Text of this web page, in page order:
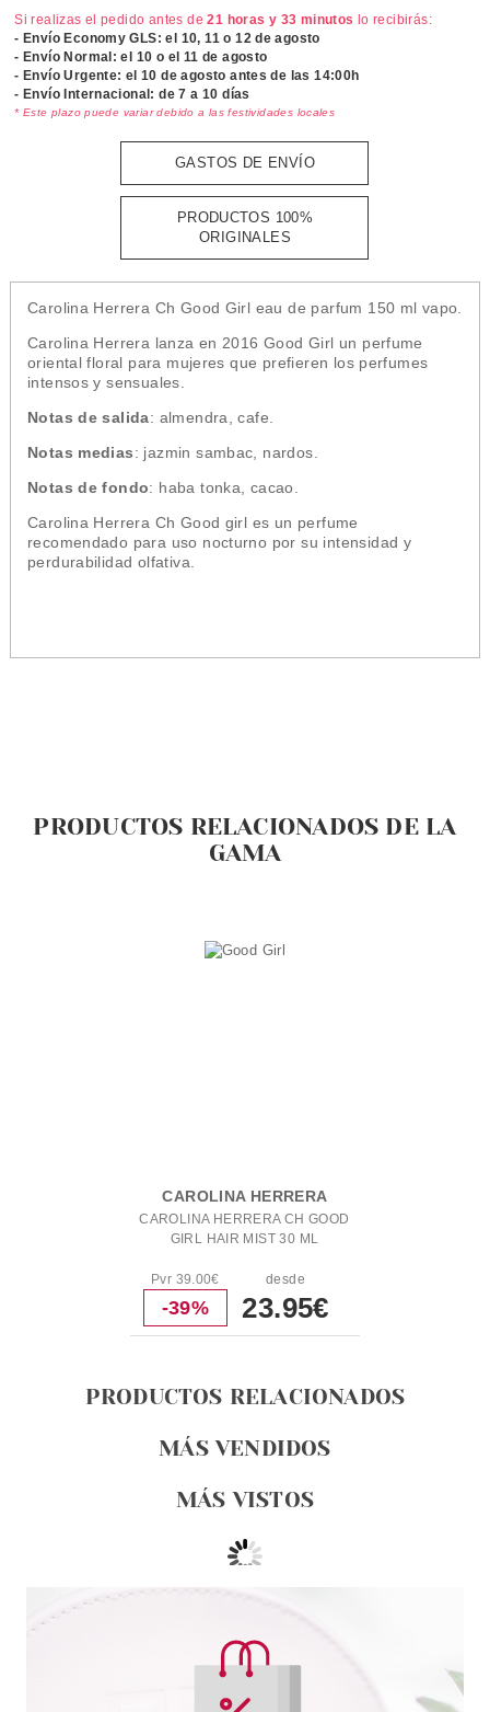
Si realizas el pedido antes de21 horas y 33 minutos lo recibirás:
- Envío Economy GLS: el 10, 11 o 12 de agosto
- Envío Normal: el 10 o el 11 de agosto
- Envío Urgente: el10 de agosto antes de las 14:00h
- Envío Internacional: de 7 a 10 días
* Este plazo puede variar debido a las festividades locales
GASTOS DE ENVÍO
PRODUCTOS 100%
ORIGINALES
Carolina Herrera Ch Good Girl eau de parfum 150 ml vapo.
Carolina Herrera lanza en 2016 Good Girl un perfume
oriental floral para mujeres que prefieren los perfumes
intensos y sensuales.
Notas de salida: almendra, cafe.
Notas medias: jazmin sambac, nardos.
Notas de fondo: haba tonka, cacao.
Carolina Herrera Ch Good girl es un perfume
recomendado para uso nocturno por su intensidad y
perdurabilidad olfativa.
PRODUCTOS RELACIONADOS DE LA
GAMA
CAROLINA HERRERA
CAROLINA HERRERA CH GOOD
GIRL HAIR MIST 30 ML
Pvr 39.00€
-39%
desde
23.95€
PRODUCTOS RELACIONADOS
MÁS VENDIDOS
MÁS VISTOS